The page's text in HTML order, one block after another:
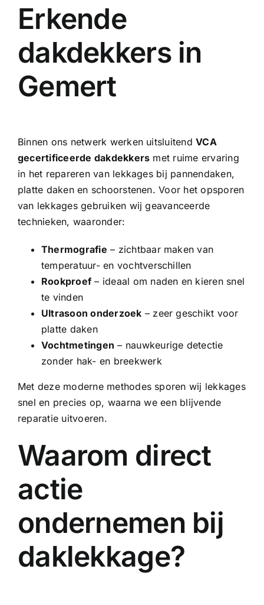
Erkende
dakdekkers in
Gemert
Binnen ons netwerk werken uitsluitendVCA
gecertificeerde dakdekkers met ruime ervaring
in het repareren van lekkages bij pannendaken,
platte daken en schoorstenen. Voor het opsporen
van lekkages gebruiken wij geavanceerde
technieken, waaronder:
Thermografie – zichtbaar maken van
temperatuur- en vochtverschillen
Rookproef– ideaal om naden en kieren snel
te vinden
Ultrasoon onderzoek – zeer geschikt voor
platte daken
Vochtmetingen – nauwkeurige detectie
zonder hak- en breekwerk
Met deze moderne methodes sporen wij lekkages
snel en precies op, waarna we een blijvende
reparatie uitvoeren.
Waarom direct
actie
ondernemen bij
daklekkage?